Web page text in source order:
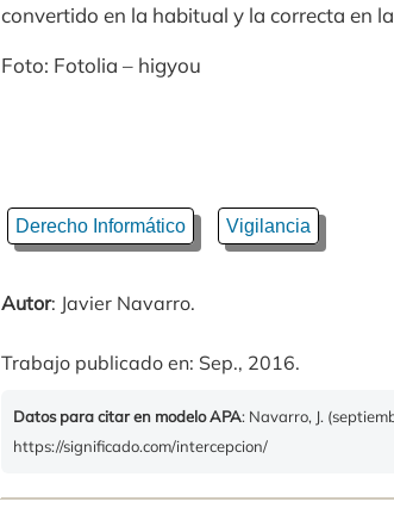
convertido en la habitual y la correcta en
Foto: Fotolia – higyou
Derecho Informático Vigilancia
Autor: Javier Navarro.
Trabajo publicado en: Sep., 2016.
Datos para citar en modelo APA: Navarro, J.
https://significado.com/intercepcion/